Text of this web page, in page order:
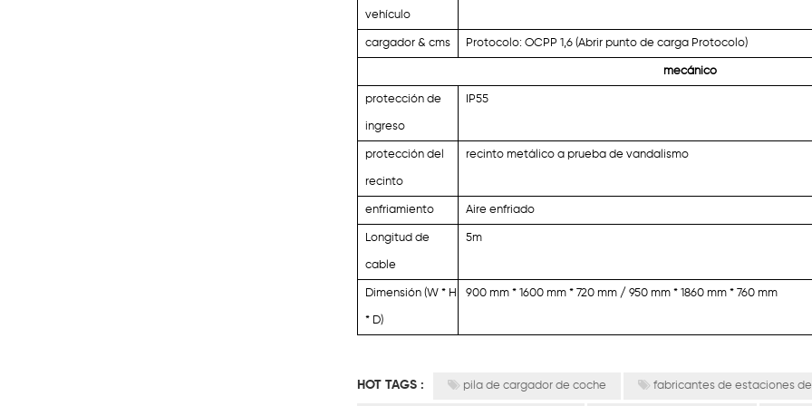
vehículo
cargador & cms Protocolo: OCPP 1,6 (Abrir punto de carga Protocolo)
mecánico
protección de
ingreso
IP55
protección del
recinto
recinto metálico a prueba de vandalismo
enfriamiento Aire enfriado
Longitud de
cable
5m
Dimensión (W * H
* D)
900 mm * 1600 mm * 720 mm / 950 mm * 1860 mm * 760 mm
HOT TAGS : pila de cargador de coche fabricantes de estaciones